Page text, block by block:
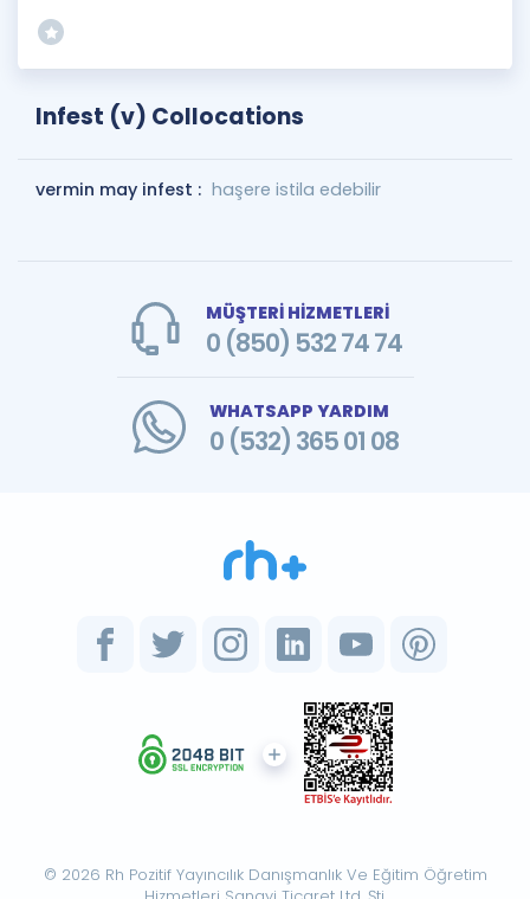
Infest (v) Collocations
vermin may infest : haşere istila edebilir
MÜŞTERİ HİZMETLERİ
0 (850) 532 74 74
WHATSAPP YARDIM
0 (532) 365 01 08
© 2026 Rh Pozitif Yayıncılık Danışmanlık Ve Eğitim Öğretim